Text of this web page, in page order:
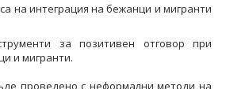
на интеграция на бежанци и мигранти
за позитивен отговор при
и мигранти.
проведено с неформални методи на